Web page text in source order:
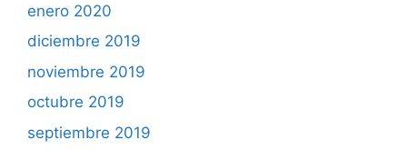
enero 2020
diciembre 2019
noviembre 2019
octubre 2019
septiembre 2019